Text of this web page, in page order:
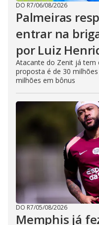
DO R7/06/08/2026
Palmeiras
entrar na
por Luiz
Atacante do Zenit já tem
proposta é de 30
milhões em bônus
DO R7/05/08/2026
Memphis já